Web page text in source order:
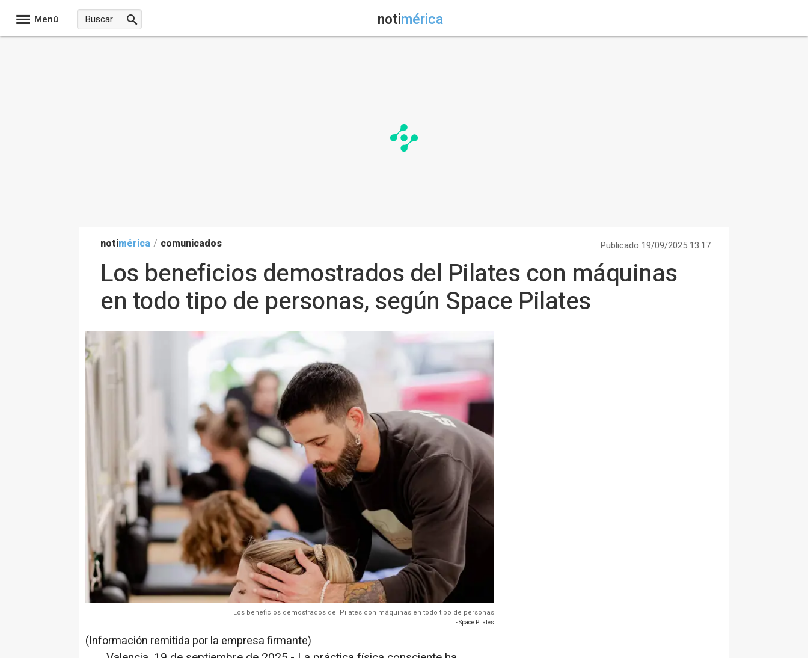
Menú notimérica
notimérica / comunicados Publicado 19/09/2025 13:17
Los beneficios demostrados del Pilates con máquinas
en todo tipo de personas, según Space Pilates
Los beneficios demostrados del Pilates con máquinas en todo tipo de personas
- Space Pilates
(Información remitida por la empresa firmante)